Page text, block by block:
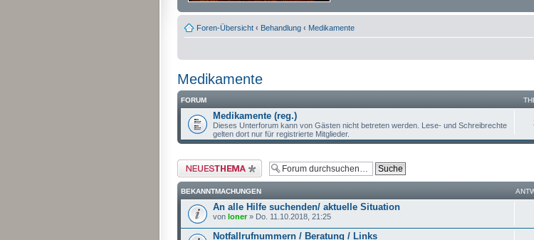
Foren-Übersicht ‹ Behandlung ‹ Medikamente
Medikamente
FORUM
Medikamente (reg.)
Dieses Unterforum kann von Gästen nicht betreten werden. Lese- und Schreibrechte
gelten dort nur für registrierte Mitglieder.
Neues Thema erstellen
BEKANNTMACHUNGEN
An alle Hilfe suchenden/ aktuelle Situation
von loner» Do. 11.10.2018, 21:25
Notfallrufnummern / Beratung / Links